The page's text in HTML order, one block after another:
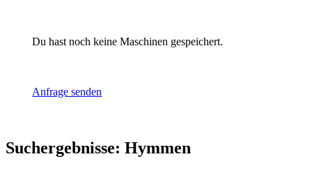
Du hast noch keine Maschinen gespeichert.
Anfrage senden
Suchergebnisse: Hymmen